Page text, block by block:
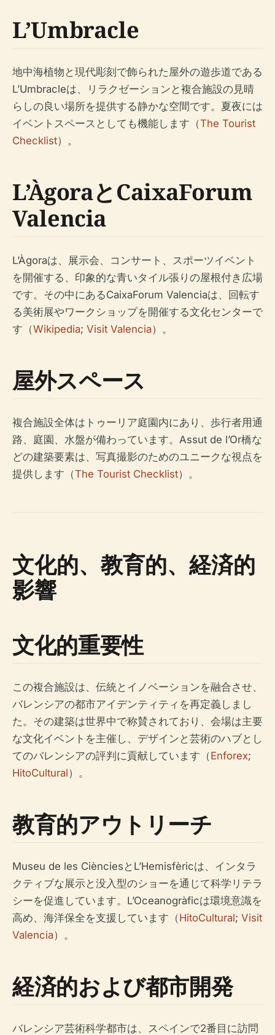
L’Umbracle
地中海植物と現代彫刻で飾られた屋外の遊歩道である
L’Umbracleは、リラクゼーションと複合施設の見晴
らしの良い場所を提供する静かな空間です。夏夜には
イベントスペースとしても機能します（The Tourist
Checklist）。
L’ÀgoraとCaixaForum
Valencia
L’Àgoraは、展示会、コンサート、スポーツイベント
を開催する、印象的な青いタイル張りの屋根付き広場
です。その中にあるCaixaForum Valenciaは、回転す
る美術展やワークショップを開催する文化センターで
す（Wikipedia; Visit Valencia）。
屋外スペース
複合施設全体はトゥーリア庭園内にあり、歩行者用通
路、庭園、水盤が備わっています。Assut de l’Or橋な
どの建築要素は、写真撮影のためのユニークな視点を
提供します（The Tourist Checklist）。
文化的、教育的、経済的
影響
文化的重要性
この複合施設は、伝統とイノベーションを融合させ、
バレンシアの都市アイデンティティを再定義しまし
た。その建築は世界中で称賛されており、会場は主要
な文化イベントを主催し、デザインと芸術のハブとし
てのバレンシアの評判に貢献しています（Enforex;
HitoCultural）。
教育的アウトリーチ
Museu de les CiènciesとL’Hemisfèricは、インタラ
クティブな展示と没入型のショーを通じて科学リテラ
シーを促進しています。L’Oceanogràficは環境意識を
高め、海洋保全を支援しています（HitoCultural; Visit
Valencia）。
経済的および都市開発
バレンシア芸術科学都市は、スペインで2番目に訪問